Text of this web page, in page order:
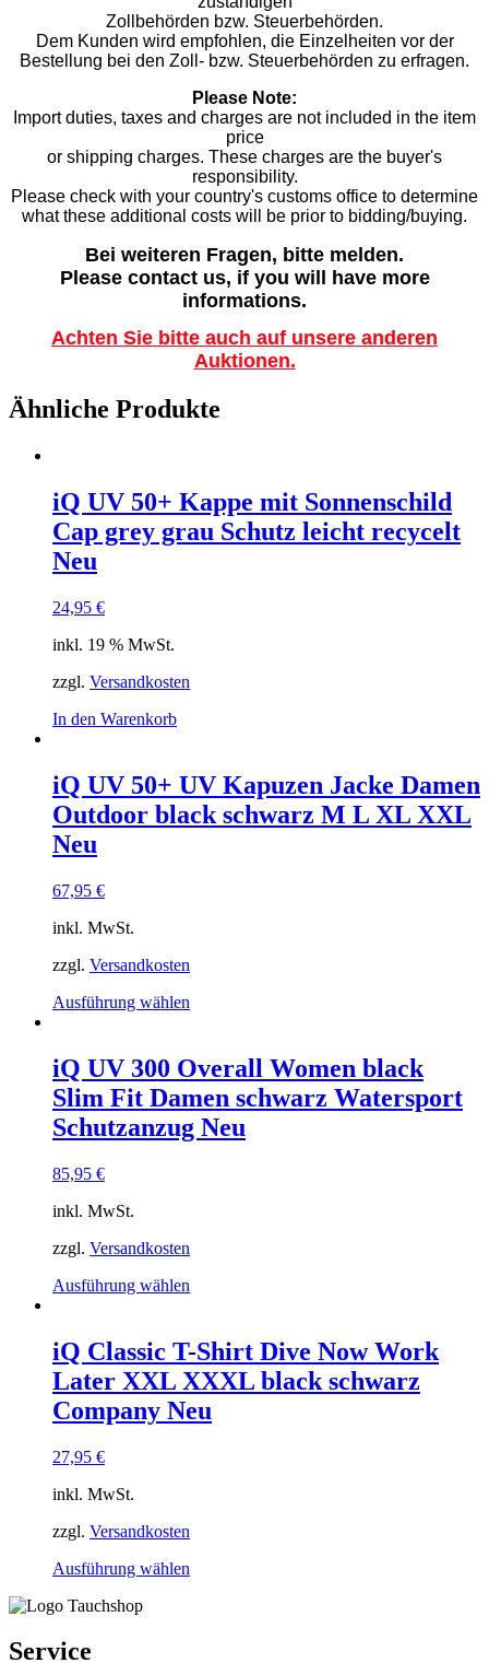
Zollbehörden bzw. Steuerbehörden.
Dem Kunden wird empfohlen, die Einzelheiten vor der
Bestellung bei den Zoll- bzw. Steuerbehörden zu erfragen.
Please Note:
Import duties, taxes and charges are not included in the item
price
or shipping charges. These charges are the buyer's
responsibility.
Please check with your country's customs office to determine
what these additional costs will be prior to bidding/buying.
Bei weiteren Fragen, bitte melden.
Please contact us, if you will have more
informations.
Achten Sie bitte auch auf unsere anderen
Auktionen.
Ähnliche Produkte
iQ UV 50+ Kappe mit Sonnenschild
Cap grey grau Schutz leicht recycelt
Neu
24,95 €
inkl. 19 % MwSt.
zzgl. Versandkosten
In den Warenkorb
iQ UV 50+ UV Kapuzen Jacke Damen
Outdoor black schwarz M L XL XXL
Neu
67,95 €
inkl. MwSt.
zzgl. Versandkosten
Ausführung wählen
mehrere
Varianten
auf.
Die
Optionen
werden
iQ UV 300 Overall Women black
Slim Fit Damen schwarz Watersport
Schutzanzug Neu
85,95 €
inkl. MwSt.
zzgl. Versandkosten
Ausführung wählen
mehrere
Varianten
auf.
Optionen
werden
iQ Classic T-Shirt Dive Now Work
Later XXL XXXL black schwarz
Company Neu
27,95 €
inkl. MwSt.
zzgl. Versandkosten
Ausführung wählen
Service